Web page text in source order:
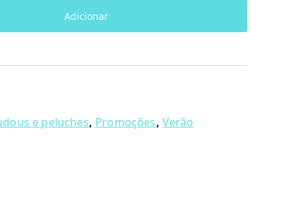
Adicionar
e peluches, Promoções, Verão